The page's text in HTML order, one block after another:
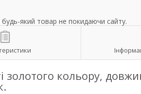
будь-який товар не покидаючи сайту.
золотого кольору,